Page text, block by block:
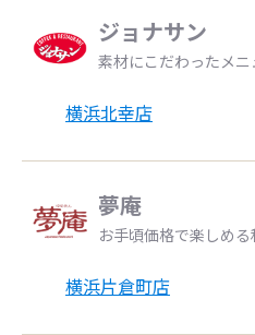
ジョナサン
素材にこだわったメ
横浜北幸店
夢庵
お手頃価格で楽しめ
横浜片倉町店